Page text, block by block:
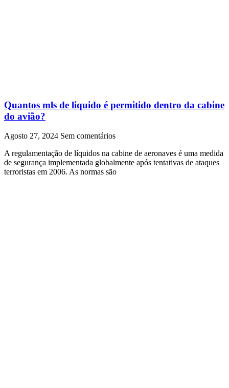
Quantos mls de liquido é permitido dentro da cabine
do avião?
Agosto 27, 2024 Sem comentários
A regulamentação de líquidos na cabine de aeronaves é uma medida
de segurança implementada globalmente após tentativas de ataques
terroristas em 2006. As normas são